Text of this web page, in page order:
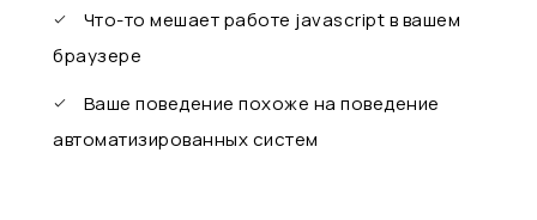
Что-то мешает работе javascript в вашем
браузере
Ваше поведение похоже на поведение
автоматизированных систем